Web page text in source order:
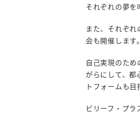
それぞれの夢を
また、それぞ
会も開催します。
自己実現のた
がらにして、都
トフォームも目
ビリーフ・プラ